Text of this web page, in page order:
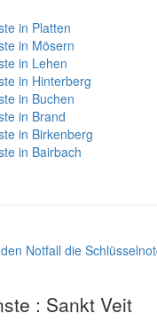
in Platten
in Mösern
in Lehen
in Hinterberg
in Buchen
in Brand
in Birkenberg
in Bairbach
Notfall die
: Sankt Veit